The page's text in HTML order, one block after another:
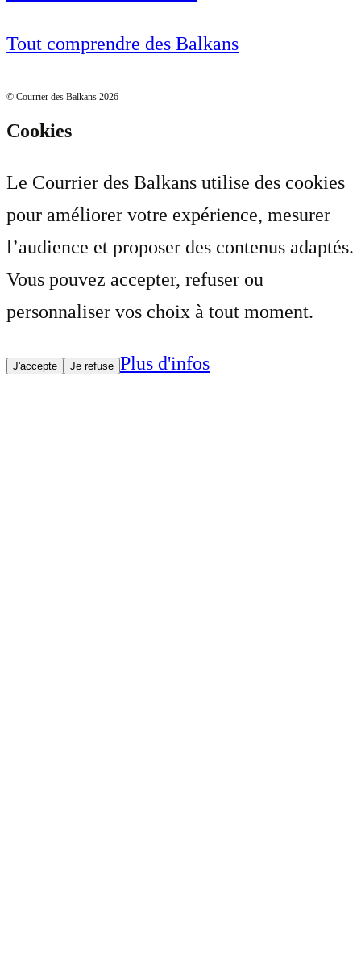
Tout comprendre des Balkans
© Courrier des Balkans 2026
Cookies
Le Courrier des Balkans utilise des cookies
pour améliorer votre expérience, mesurer
l’audience et proposer des contenus adaptés.
Vous pouvez accepter, refuser ou
personnaliser vos choix à tout moment.
J'accepte Je refuse Plus d'infos